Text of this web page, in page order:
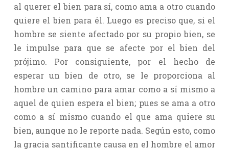
al querer el bien para sí, como ama a otro cuando
quiere el bien para él. Luego es preciso que, si el
hombre se siente afectado por su propio bien, se
le impulse para que se afecte por el bien del
prójimo. Por consiguiente, por el hecho de
esperar un bien de otro, se le proporciona al
hombre un camino para amar como a sí mismo a
aquel de quien espera el bien; pues se ama a otro
como a sí mismo cuando el que ama quiere su
bien, aunque no le reporte nada. Según esto, como
la gracia santificante causa en el hombre el amor